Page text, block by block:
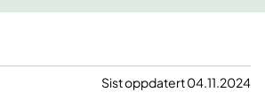
Sist oppdatert 04.11.2024